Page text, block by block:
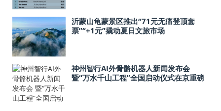
沂蒙山龟蒙景区推出“71元无痛登顶套
票”“+1元”撬动夏日文旅市场
神州智行AI外骨骼机器人新闻发布会
暨“万水千山工程”全国启动仪式在京重磅